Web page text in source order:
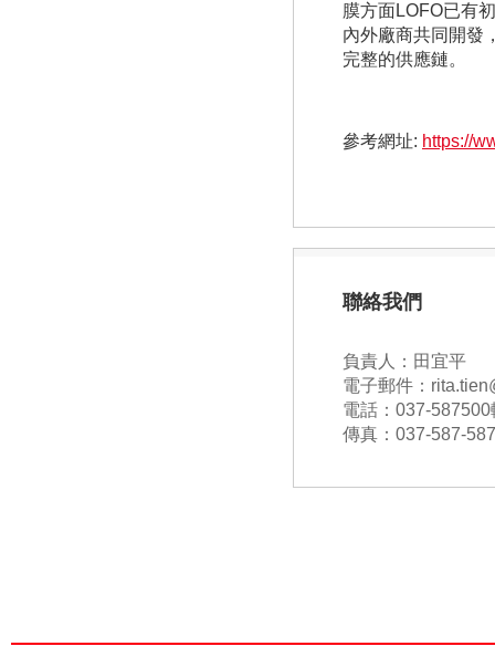
膜方面LOFO已有
內外廠商共同開發
完整的供應鏈。
參考網址: https://
聯絡我們
負責人：田宜平
電子郵件：
電話：037-
傳真：037-587-587